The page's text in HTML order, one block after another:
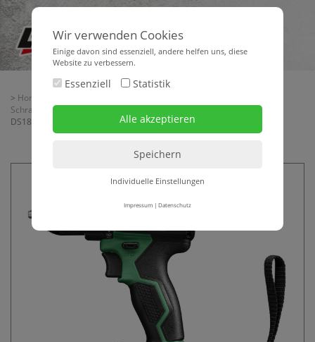
> Home
Schrauber
>
> Akku-Bohrschrauber HIKOKI
DS18DEWFZ
Wir verwenden Cookies
Einige davon sind essenziell, andere helfen uns, diese
Website zu verbessern.
Essenziell Statistik
Individuelle Einstellungen
Impressum| Datenschutz